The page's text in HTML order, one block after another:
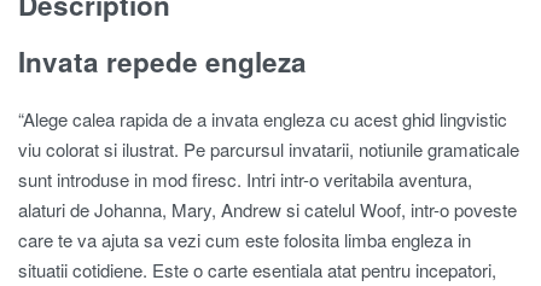
Invata repede engleza
“Alege calea rapida de a invata engleza cu acest ghid lingvistic
viu colorat si ilustrat. Pe parcursul invatarii, notiunile gramaticale
sunt introduse in mod firesc. Intri intr-o veritabila aventura,
alaturi de Johanna, Mary, Andrew si catelul Woof, intr-o poveste
care te va ajuta sa vezi cum este folosita limba engleza in
situatii cotidiene. Este o carte esentiala atat pentru incepatori,